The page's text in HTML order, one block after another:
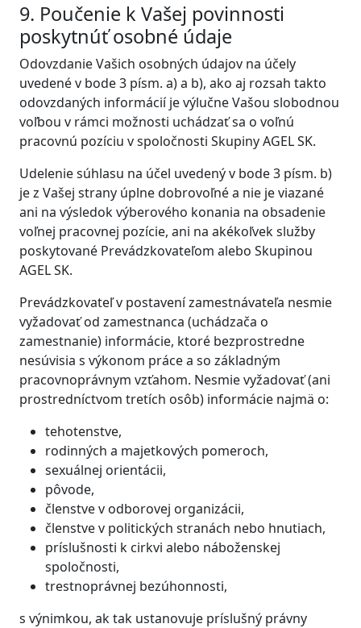
9. Poučenie k Vašej povinnosti
poskytnúť osobné údaje
Odovzdanie Vašich osobných údajov na účely
uvedené v bode 3 písm. a) a b), ako aj rozsah takto
odovzdaných informácií je výlučne Vašou slobodnou
voľbou v rámci možnosti uchádzať sa o voľnú
pracovnú pozíciu v spoločnosti Skupiny AGEL SK.
Udelenie súhlasu na účel uvedený v bode 3 písm. b)
je z Vašej strany úplne dobrovoľné a nie je viazané
ani na výsledok výberového konania na obsadenie
voľnej pracovnej pozície, ani na akékoľvek služby
poskytované Prevádzkovateľom alebo Skupinou
AGEL SK.
Prevádzkovateľ v postavení zamestnávateľa nesmie
vyžadovať od zamestnanca (uchádzača o
zamestnanie) informácie, ktoré bezprostredne
nesúvisia s výkonom práce a so základným
pracovnoprávnym vzťahom. Nesmie vyžadovať (ani
prostredníctvom tretích osôb) informácie najmä o:
tehotenstve,
rodinných a majetkových pomeroch,
sexuálnej orientácii,
pôvode,
členstve v odborovej organizácii,
členstve v politických stranách nebo hnutiach,
príslušnosti k cirkvi alebo náboženskej
spoločnosti,
trestnoprávnej bezúhonnosti,
s výnimkou, ak tak ustanovuje príslušný právny